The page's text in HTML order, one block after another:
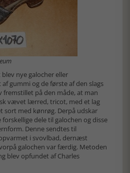
nye galocher eller
gummi og de første af den slags
fremstillet på den måde, at man
vævet lærred, tricot, med et lag
sort med kønrøg. Derpå udskar
dele til galochen og disse
Denne sendtes til
i svovlbad, dernæst
galochen var færdig. Metoden
blev opfundet af Charles